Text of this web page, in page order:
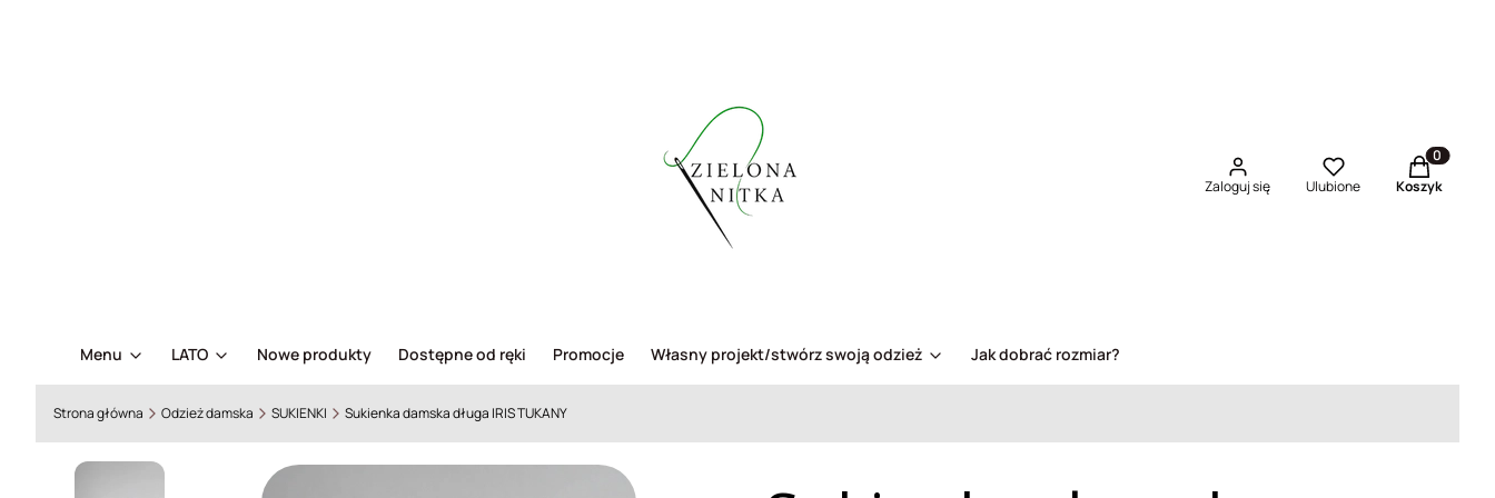
Zaloguj się Ulubione
Produkty
Koszyk
Menu LATO Nowe produkty Dostępne od ręki Promocje Własny projekt/stwórz swoją odzież Jak dobrać rozmiar?
Strona główna Odzież damska SUKIENKI Sukienka damska długa IRIS TUKANY